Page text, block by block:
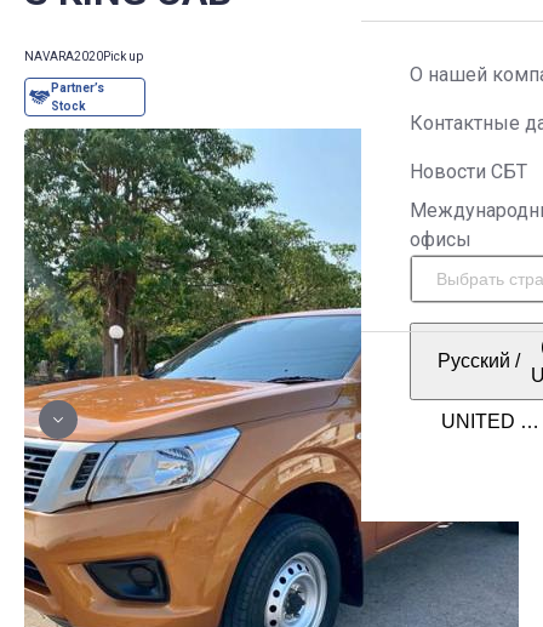
О нашей
Контактные
Новости СБТ
офисы
Русский /
NAVARA2020Pick up